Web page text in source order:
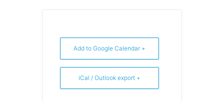
+ Add to Google Calendar
+ iCal / Outlook export